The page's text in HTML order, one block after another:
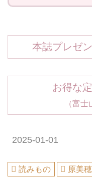
本誌プレゼ
お得な
（富士
2025-01-01
読みもの 原美穂